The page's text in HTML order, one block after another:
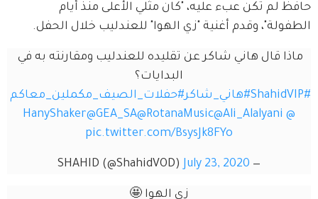
تكن عبء عليه، "كان مثلي الأعلى منذ أيام
وقدم أغنية "زي الهوا" للعندليب خلال الحفل.
قال هاني شاكر عن تقليده للعندليب ومقارنته به في
البدايات؟
#هاني_شاكر#حفلات_الصيف_مكملين_معاكم
@GEA_SA@RotanaMusic
pic.twitter.com/BsysJk8FYo
July 23, 2020
زي الهوا 🤩